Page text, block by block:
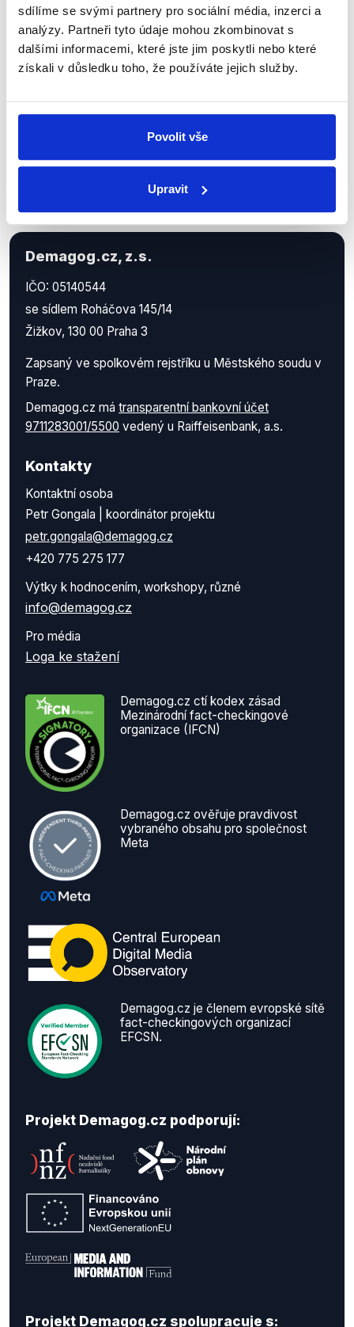
sdílíme se svými partnery pro sociální média, inzerci a
analýzy. Partneři tyto údaje mohou zkombinovat s
dalšími informacemi, které jste jim poskytli nebo které
získali v důsledku toho, že používáte jejich služby.
Povolit vše
Upravit
Nenechte si ujít nejnovější události
z Demagog.cz. Sdílením našich
příspěvků přátelům podpoříte naši
Demagog.cz, z.s.
IČO: 05140544
se sídlem Roháčova 145/14
Žižkov, 130 00 Praha 3
Zapsaný ve spolkovém rejstříku u Městského soudu v
Praze.
Demagog.cz má transparentní bankovní účet
9711283001/5500 vedený u Raiffeisenbank, a.s.
Kontakty
Kontaktní osoba
Petr Gongala | koordinátor projektu
petr.gongala@demagog.cz
+420 775 275 177
Výtky k hodnocením, workshopy, různé
info@demagog.cz
Pro média
Loga ke stažení
Demagog.cz ctí kodex zásad
Mezinárodní fact-checkingové
organizace (IFCN)
Demagog.cz ověřuje pravdivost
vybraného obsahu pro společnost
Meta
Demagog.cz je členem evropské sítě
fact-checkingových organizací
EFCSN.
Projekt Demagog.cz podporují:
Projekt Demagog.cz spolupracuje s: